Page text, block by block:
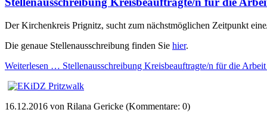
Der Kirchenkreis Prignitz, sucht zum nächstmöglichen Zeitpunkt
Die genaue Stellenausschreibung finden Sie hier.
Weiterlesen … Stellenausschreibung Kreisbeauftragte/n für die
16.12.2016 von Rilana Gericke (Kommentare: 0)